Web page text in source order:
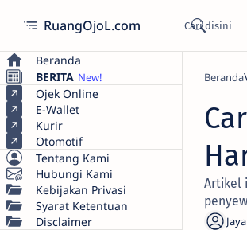
RuangOjoL.com
Beranda
BERITA
Ojek Online
E-Wallet
Kurir
Otomotif
Tentang Kami
Hubungi Kami
Kebijakan Privasi
Syarat Ketentuan
Disclaimer
Beranda
Artikel